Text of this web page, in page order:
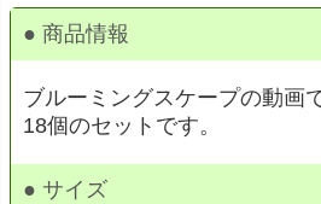
● 商品情報
ブルーミングスケープの動画
18個のセットです。
● サイズ